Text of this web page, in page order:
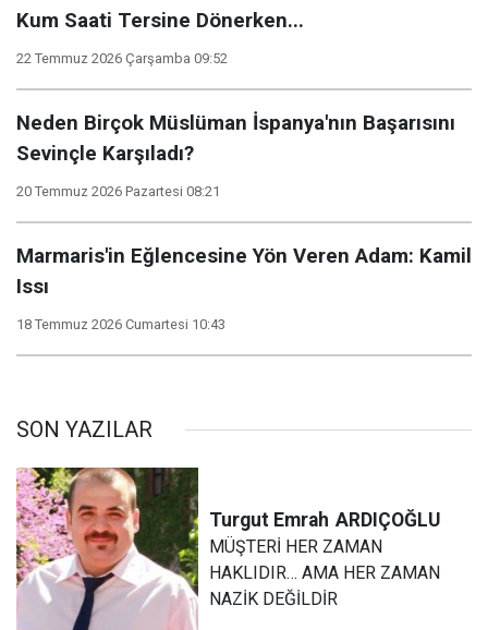
Kum Saati Tersine Dönerken...
22 Temmuz 2026 Çarşamba 09:52
Neden Birçok Müslüman İspanya'nın Başarısını
Sevinçle Karşıladı?
20 Temmuz 2026 Pazartesi 08:21
Marmaris'in Eğlencesine Yön Veren Adam: Kamil
Issı
18 Temmuz 2026 Cumartesi 10:43
SON YAZILAR
Turgut Emrah ARDIÇOĞLU
MÜŞTERİ HER ZAMAN
HAKLIDIR… AMA HER ZAMAN
NAZİK DEĞİLDİR